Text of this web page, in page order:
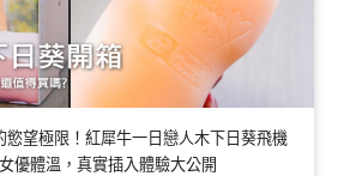
慾望極限！紅犀牛一日戀人木下日葵飛機
優體溫，真實插入體驗大公開